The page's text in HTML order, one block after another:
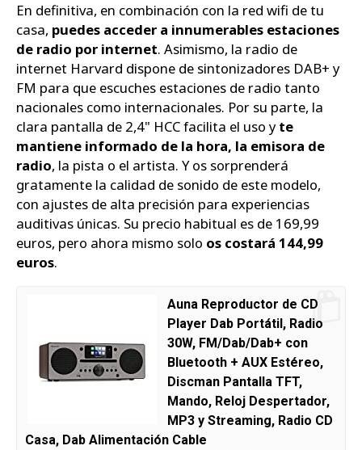
En definitiva, en combinación con la red wifi de tu
casa, puedes acceder a innumerables estaciones
de radio por internet. Asimismo, la radio de
internet Harvard dispone de sintonizadores DAB+ y
FM para que escuches estaciones de radio tanto
nacionales como internacionales. Por su parte, la
clara pantalla de 2,4" HCC facilita el uso yte
mantiene informado de la hora, la emisora de
radio, la pista o el artista. Y os sorprenderá
gratamente la calidad de sonido de este modelo,
con ajustes de alta precisión para experiencias
auditivas únicas. Su precio habitual es de 169,99
euros, pero ahora mismo solo os costará 144,99
euros.
Auna Reproductor de CD
Player Dab Portátil, Radio
30W, FM/Dab/Dab+ con
Bluetooth + AUX Estéreo,
Discman Pantalla TFT,
Mando, Reloj Despertador,
MP3 y Streaming, Radio CD
Casa, Dab Alimentación Cable